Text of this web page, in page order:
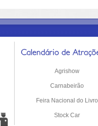
Agrishow
Carnabeirão
Feira Nacional do Livro
Stock Car